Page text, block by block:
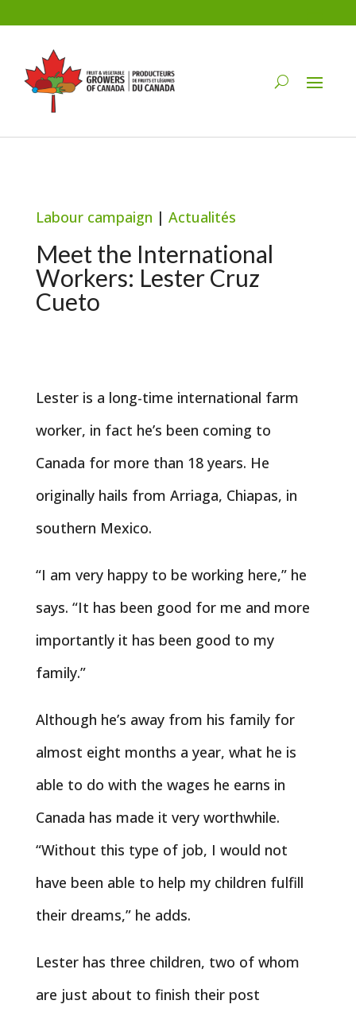
Labour campaign | Actualités
Meet the International
Workers: Lester Cruz
Cueto
Lester is a long-time international farm
worker, in fact he’s been coming to
Canada for more than 18 years. He
originally hails from Arriaga, Chiapas, in
southern Mexico.
“I am very happy to be working here,” he
says. “It has been good for me and more
importantly it has been good to my
family.”
Although he’s away from his family for
almost eight months a year, what he is
able to do with the wages he earns in
Canada has made it very worthwhile.
“Without this type of job, I would not
have been able to help my children fulfill
their dreams,” he adds.
Lester has three children, two of whom
are just about to finish their post